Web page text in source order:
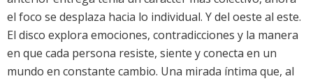
el foco se desplaza hacia lo individual. Y del oeste al este.
El disco explora emociones, contradicciones y la manera
en que cada persona resiste, siente y conecta en un
mundo en constante cambio. Una mirada íntima que, al